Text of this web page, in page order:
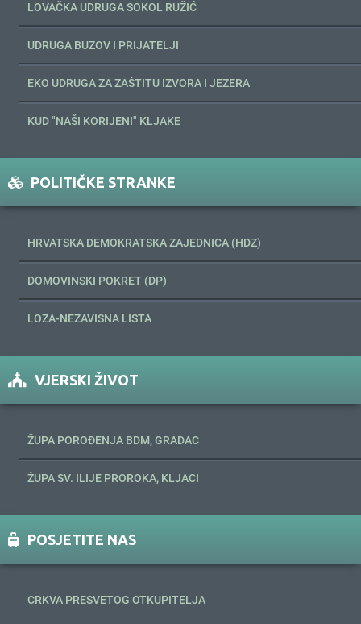
LOVAČKA UDRUGA SOKOL RUŽIĆ
UDRUGA BUZOV I PRIJATELJI
EKO UDRUGA ZA ZAŠTITU IZVORA I JEZERA
KUD "NAŠI KORIJENI" KLJAKE
POLITIČKE STRANKE
HRVATSKA DEMOKRATSKA ZAJEDNICA (HDZ)
DOMOVINSKI POKRET (DP)
LOZA-NEZAVISNA LISTA
VJERSKI ŽIVOT
ŽUPA POROĐENJA BDM, GRADAC
ŽUPA SV. ILIJE PROROKA, KLJACI
POSJETITE NAS
CRKVA PRESVETOG OTKUPITELJA